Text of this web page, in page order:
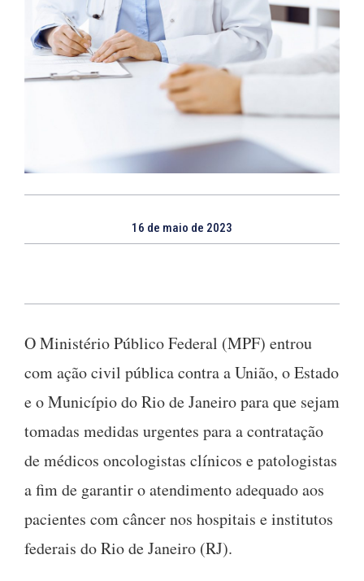
16 de maio de 2023
O Ministério Público Federal (MPF) entrou
com ação civil pública contra a União, o Estado
e o Município do Rio de Janeiro para que sejam
tomadas medidas urgentes para a contratação
de médicos oncologistas clínicos e patologistas
a fim de garantir o atendimento adequado aos
pacientes com câncer nos hospitais e institutos
federais do Rio de Janeiro (RJ).